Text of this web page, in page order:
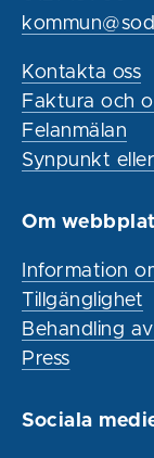
Kontakta oss
Faktura och
Felanmälan
Synpunkt
Om
Information
Tillgänglighet
Behandling
Press
Sociala